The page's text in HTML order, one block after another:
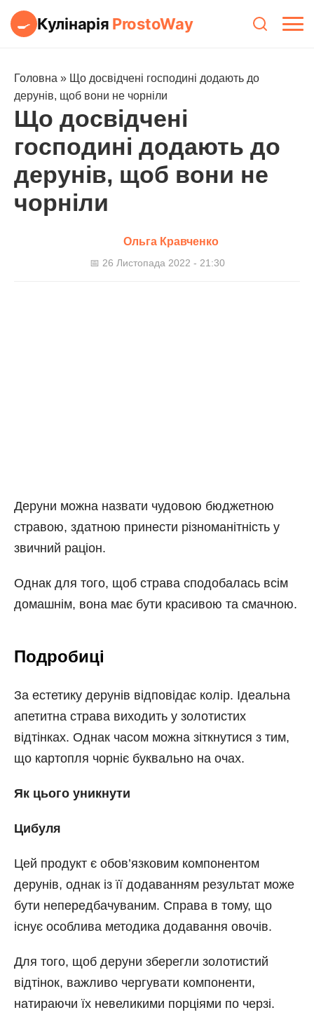
🍳 Кулінарія ProstoWay
Головна » Що досвідчені господині додають до
дерунів, щоб вони не чорніли
Що досвідчені
господині додають до
дерунів, щоб вони не
чорніли
Ольга Кравченко
📅 26 Листопада 2022 - 21:30
Деруни можна назвати чудовою бюджетною
стравою, здатною принести різноманітність у
звичний раціон.
Однак для того, щоб страва сподобалась всім
домашнім, вона має бути красивою та смачною.
Подробиці
За естетику дерунів відповідає колір. Ідеальна
апетитна страва виходить у золотистих
відтінках. Однак часом можна зіткнутися з тим,
що картопля чорніє буквально на очах.
Як цього уникнути
Цибуля
Цей продукт є обов’язковим компонентом
дерунів, однак із її додаванням результат може
бути непередбачуваним. Справа в тому, що
існує особлива методика додавання овочів.
Для того, щоб деруни зберегли золотистий
відтінок, важливо чергувати компоненти,
натираючи їх невеликими порціями по черзі.